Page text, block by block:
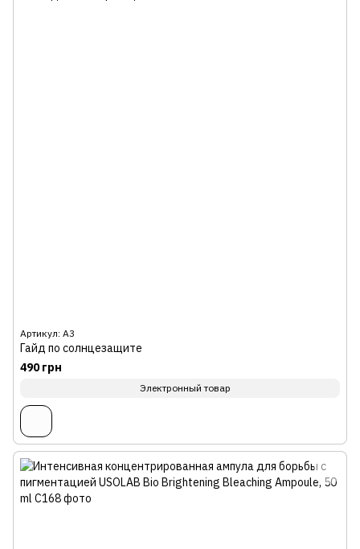
Артикул: А3
Гайд по солнцезащите
490 грн
Электронный товар